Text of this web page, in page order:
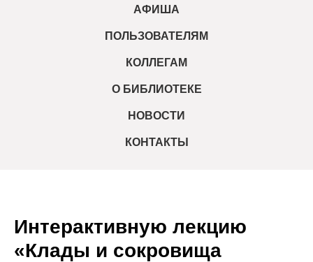
АФИША
ПОЛЬЗОВАТЕЛЯМ
КОЛЛЕГАМ
О БИБЛИОТЕКЕ
НОВОСТИ
КОНТАКТЫ
Интерактивную лекцию
«Клады и сокровища